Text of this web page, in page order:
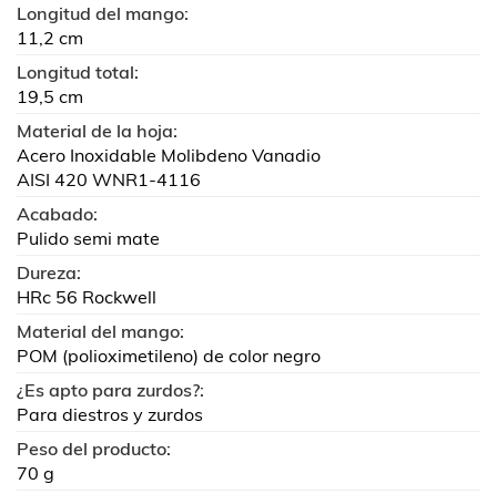
Longitud del mango:
11,2 cm
Longitud total:
19,5 cm
Material de la hoja:
Acero Inoxidable Molibdeno Vanadio
AISI 420 WNR1-4116
Acabado:
Pulido semi mate
Dureza:
HRc 56 Rockwell
Material del mango:
POM (polioximetileno) de color negro
¿Es apto para zurdos?:
Para diestros y zurdos
Peso del producto:
70 g